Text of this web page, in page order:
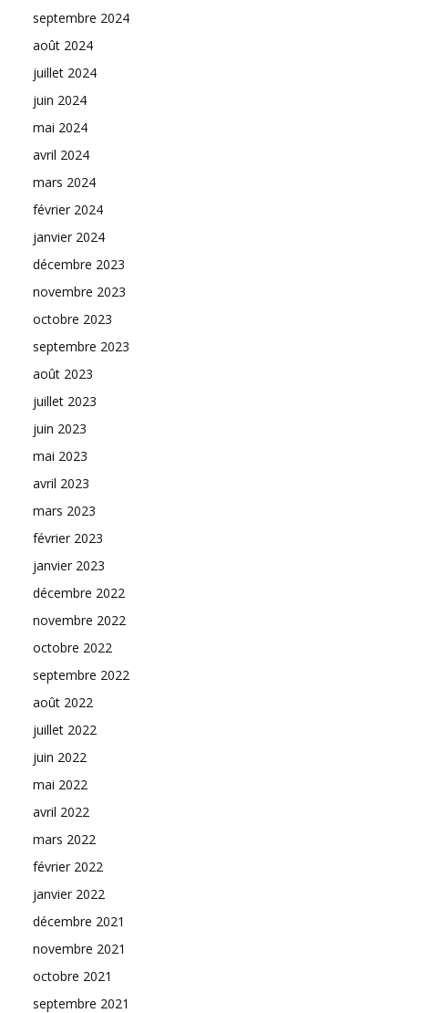
septembre 2024
août 2024
juillet 2024
juin 2024
mai 2024
avril 2024
mars 2024
février 2024
janvier 2024
décembre 2023
novembre 2023
octobre 2023
septembre 2023
août 2023
juillet 2023
juin 2023
mai 2023
avril 2023
mars 2023
février 2023
janvier 2023
décembre 2022
novembre 2022
octobre 2022
septembre 2022
août 2022
juillet 2022
juin 2022
mai 2022
avril 2022
mars 2022
février 2022
janvier 2022
décembre 2021
novembre 2021
octobre 2021
septembre 2021